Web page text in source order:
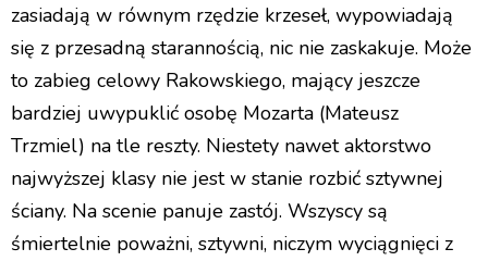
zasiadają w równym rzędzie krzeseł, wypowiadają
się z przesadną starannością, nic nie zaskakuje. Może
to zabieg celowy Rakowskiego, mający jeszcze
bardziej uwypuklić osobę Mozarta (Mateusz
Trzmiel) na tle reszty. Niestety nawet aktorstwo
najwyższej klasy nie jest w stanie rozbić sztywnej
ściany. Na scenie panuje zastój. Wszyscy są
śmiertelnie poważni, sztywni, niczym wyciągnięci z